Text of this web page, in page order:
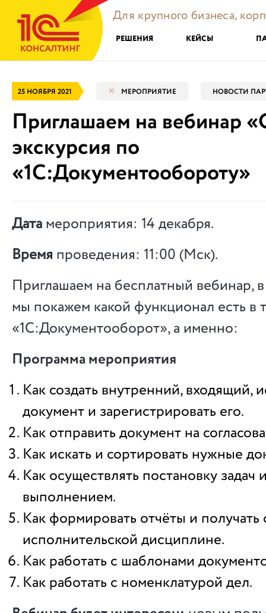
Для крупного бизнеса,
РЕШЕНИЯ КЕЙСЫ
25 НОЯБРЯ 2021 МЕРОПРИЯТИЕ НОВОСТИ
Приглашаем на вебинар
экскурсия по
«1С:Документообороту»
Датамероприятия: 14 декабря.
Время проведения: 11:00 (Мск).
Приглашаем на бесплатный вебинар,
мы покажем какой функционал есть в
«1С:Документооборот», а именно:
Программа мероприятия
Как создать внутренний, входящий,
документ и зарегистрировать его.
Как отправить документ на
Как искать и сортировать нужные
Как осуществлять постановку задач
выполнением.
Как формировать отчёты и получать
исполнительской дисциплине.
Как работать с шаблонами
Как работать с номенклатурой дел.